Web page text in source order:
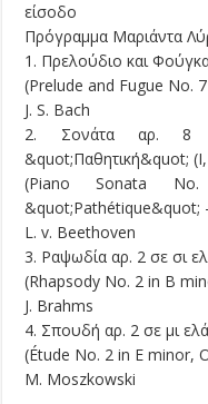
είσοδο
Πρόγραμμα Μαριάντα
1. Πρελούδιο και
(Prelude and Fugue No.
J. S. Bach
2. Σονάτα αρ. 8
&quot;Παθητική&quot; (Ι,
(Piano Sonata
&quot;Pathétique&quot;
L. v. Beethoven
3. Ραψωδία αρ. 2 σε σι
(Rhapsody No. 2 in B
J. Brahms
4. Σπουδή αρ. 2 σε μι
(Étude No. 2 in E minor,
M. Moszkowski